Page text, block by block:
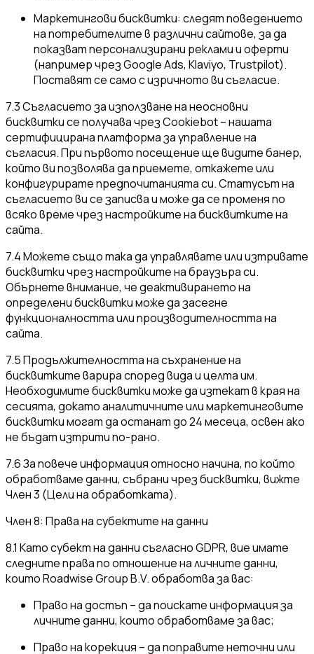
Маркетингови бисквитки: следят поведението
на потребителите в различни сайтове, за да
показват персонализирани реклами и оферти
(например чрез Google Ads, Klaviyo, Trustpilot).
Поставят се само с изричното ви съгласие.
7.3 Съгласието за използване на неосновни
бисквитки се получава чрез Cookiebot – нашата
сертифицирана платформа за управление на
съгласия. При първото посещение ще видите банер,
който ви позволява да приемете, откажете или
конфигурирате предпочитанията си. Статусът на
съгласието ви се записва и може да се променя по
всяко време чрез настройките на бисквитките на
сайта.
7.4 Можете също така да управлявате или изтривате
бисквитки чрез настройките на браузъра си.
Обърнете внимание, че деактивирането на
определени бисквитки може да засегне
функционалността или производителността на
сайта.
7.5 Продължителността на съхранение на
бисквитките варира според вида и целта им.
Необходимите бисквитки може да изтекат в края на
сесията, докато аналитичните или маркетинговите
бисквитки могат да останат до 24 месеца, освен ако
не бъдат изтрити по-рано.
7.6 За повече информация относно начина, по който
обработваме данни, събрани чрез бисквитки, вижте
Член 3 (Цели на обработката).
Член 8: Права на субектите на данни
8.1 Като субект на данни съгласно GDPR, вие имате
следните права по отношение на личните данни,
които Roadwise Group B.V. обработва за вас:
Право на достъп – да поискате информация за
личните данни, които обработваме за вас;
Право на корекция – да поправите неточни или